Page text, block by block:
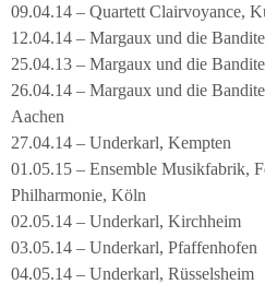
09.04.14 – Quartett Clairvoyance,
12.04.14 – Margaux und die
25.04.13 – Margaux und die
26.04.14 – Margaux und die
Aachen
27.04.14 – Underkarl, Kempten
01.05.15 – Ensemble Musikfabrik,
Philharmonie, Köln
02.05.14 – Underkarl, Kirchheim
03.05.14 – Underkarl, Pfaffenhofen
04.05.14 – Underkarl, Rüsselsheim